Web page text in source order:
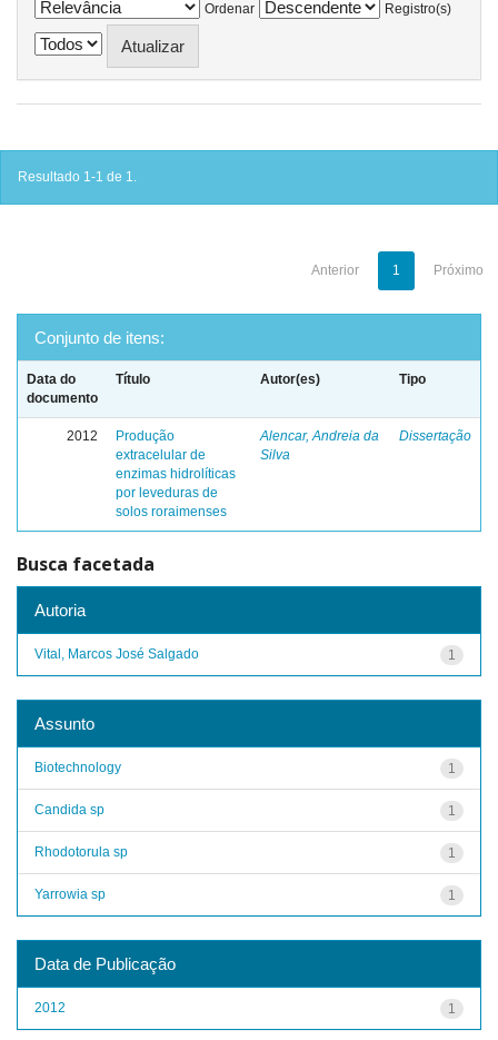
Ordenar
Registro(s)
Resultado 1-1 de 1.
Anterior 1 Próximo
Conjunto de itens:
Data do
documento
Título Autor(es) Tipo
2012
Produção
extracelular de
enzimas hidrolíticas
por leveduras de
solos roraimenses
Alencar, Andreia da
Silva
Dissertação
Busca facetada
Autoria
1
Vital, Marcos José Salgado
Assunto
1
Biotechnology
1
Candida sp
1
Rhodotorula sp
1
Yarrowia sp
Data de Publicação
1
2012